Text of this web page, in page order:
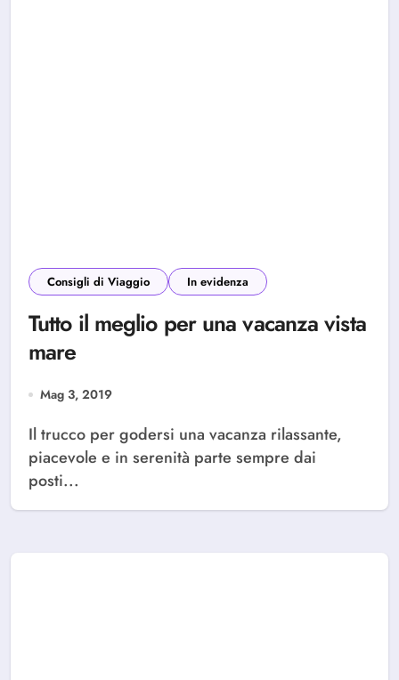
Consigli di Viaggio In evidenza
Tutto il meglio per una vacanza vista
mare
Mag 3, 2019
Il trucco per godersi una vacanza rilassante,
piacevole e in serenità parte sempre dai
posti...